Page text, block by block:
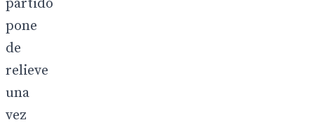
partido
pone
de
relieve
una
vez